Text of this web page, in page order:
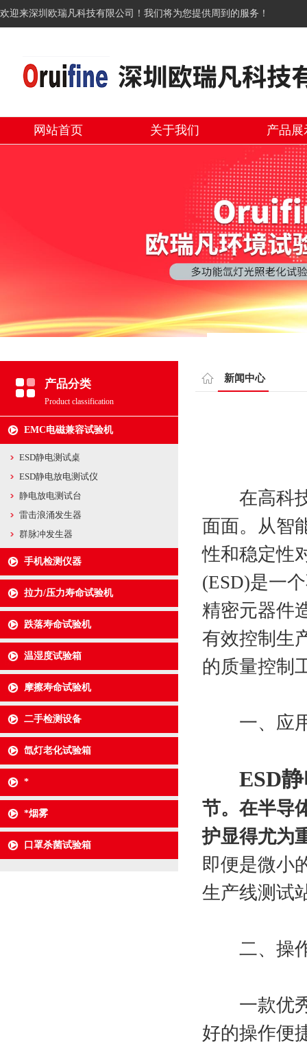
欢迎来深圳欧瑞凡科技有限公司！我们将为您提供周到的服务！
网站首页 关于我们 产品展
产品分类
Product classification
EMC电磁兼容试验机
ESD静电测试桌
ESD静电放电测试仪
静电放电测试台
雷击浪涌发生器
群脉冲发生器
手机检测仪器
拉力/压力寿命试验机
跌落寿命试验机
温湿度试验箱
摩擦寿命试验机
二手检测设备
氙灯老化试验箱
*
*烟雾
口罩杀菌试验箱
新闻中心
在高科技
面面。从智
性和稳定性
(ESD)是一
精密元器件
有效控制生
的质量控制
一、应用
ESD
节。在半导
护显得尤为
即便是微小
生产线测试
二、操作
一款优秀
好的操作便